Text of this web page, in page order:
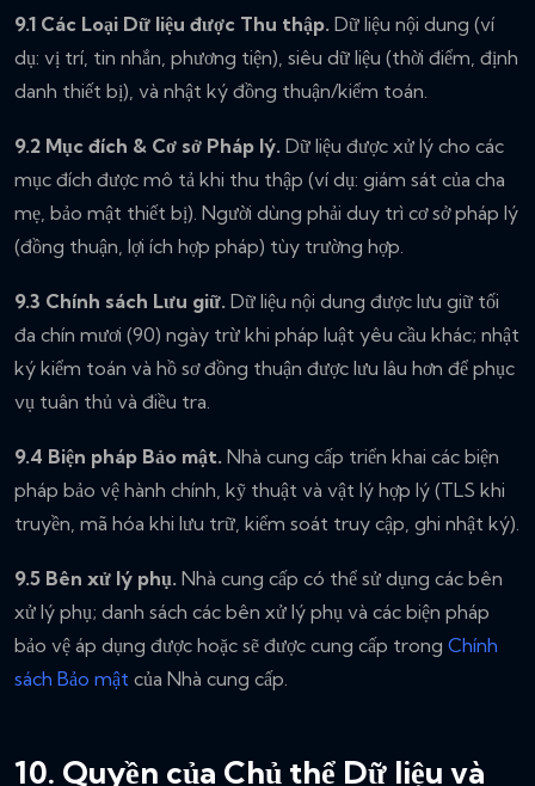
9.1 Các Loại Dữ liệu được Thu thập. Dữ liệu nội dung (ví
dụ: vị trí, tin nhắn, phương tiện), siêu dữ liệu (thời điểm, định
danh thiết bị), và nhật ký đồng thuận/kiểm toán.
9.2 Mục đích & Cơ sở Pháp lý. Dữ liệu được xử lý cho các
mục đích được mô tả khi thu thập (ví dụ: giám sát của cha
mẹ, bảo mật thiết bị). Người dùng phải duy trì cơ sở pháp lý
(đồng thuận, lợi ích hợp pháp) tùy trường hợp.
9.3 Chính sách Lưu giữ. Dữ liệu nội dung được lưu giữ tối
đa chín mươi (90) ngày trừ khi pháp luật yêu cầu khác; nhật
ký kiểm toán và hồ sơ đồng thuận được lưu lâu hơn để phục
vụ tuân thủ và điều tra.
9.4 Biện pháp Bảo mật. Nhà cung cấp triển khai các biện
pháp bảo vệ hành chính, kỹ thuật và vật lý hợp lý (TLS khi
truyền, mã hóa khi lưu trữ, kiểm soát truy cập, ghi nhật ký).
9.5 Bên xử lý phụ. Nhà cung cấp có thể sử dụng các bên
xử lý phụ; danh sách các bên xử lý phụ và các biện pháp
bảo vệ áp dụng được hoặc sẽ được cung cấp trong Chính
sách Bảo mật của Nhà cung cấp.
10. Quyền của Chủ thể Dữ liệu và